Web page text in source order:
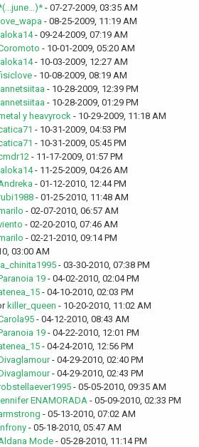
- 07-27-2009, 03:35 AM
love_wapa - 08-25-2009, 11:19 AM
laloka14- 09-24-2009, 07:19 AM
- 10-01-2009, 05:20 AM
laloka14- 10-03-2009, 12:27 AM
- 10-08-2009, 08:19 AM
- 10-28-2009, 12:39 PM
- 10-28-2009, 01:29 PM
y heavyrock- 10-29-2009, 11:18 AM
- 10-31-2009, 04:53 PM
- 10-31-2009, 05:45 PM
- 11-17-2009, 01:57 PM
laloka14- 11-25-2009, 04:26 AM
- 01-12-2010, 12:44 PM
- 01-25-2010, 11:48 AM
- 02-07-2010, 06:57 AM
- 02-20-2010, 07:46 AM
- 02-21-2010, 09:14 PM
03:00 AM
la_chinita1995- 03-30-2010, 07:38 PM
19- 04-02-2010, 02:04 PM
- 04-10-2010, 02:03 PM
killer_queen - 10-20-2010, 11:02 AM
- 04-12-2010, 08:43 AM
19- 04-22-2010, 12:01 PM
- 04-24-2010, 12:56 PM
- 04-29-2010, 02:40 PM
- 04-29-2010, 02:43 PM
- 05-05-2010, 09:35 AM
ENAMORADA- 05-09-2010, 02:33 PM
- 05-13-2010, 07:02 AM
- 05-18-2010, 05:47 AM
Mode- 05-28-2010, 11:14 PM